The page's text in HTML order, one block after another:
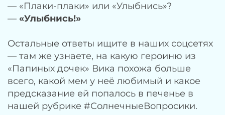
— «Плаки-плаки» или «Улыбнись»?
— «Улыбнись!»
Остальные ответы ищите в наших соцсетях
— там же узнаете, на какую героиню из
«Папиных дочек» Вика похожа больше
всего, какой мем у неё любимый и какое
предсказание ей попалось в печенье в
нашей рубрике #СолнечныеВопросики.